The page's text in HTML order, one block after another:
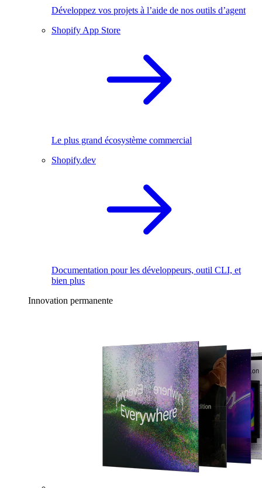
Développez vos projets à l’aide de nos outils d’agent
Shopify App Store
Le plus grand écosystème commercial
Shopify.dev
Documentation pour les développeurs, outil CLI, et
bien plus
Innovation permanente